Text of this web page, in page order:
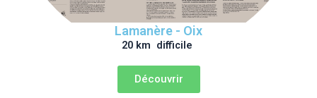
Lamanère - Oix
20 km difficile
Découvrir